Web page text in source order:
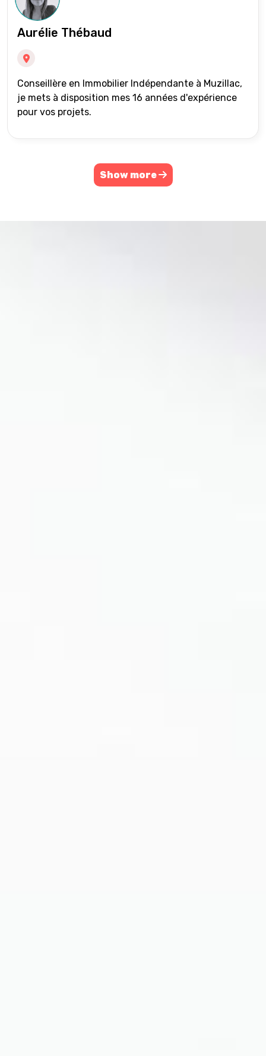
Aurélie Thébaud
Conseillère en Immobilier Indépendante à Muzillac,
je mets à disposition mes 16 années d'expérience
pour vos projets.
Show more